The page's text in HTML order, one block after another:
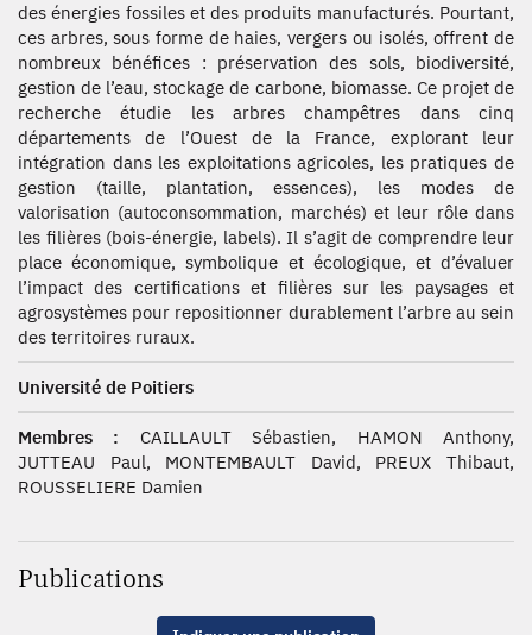
des énergies fossiles et des produits manufacturés. Pourtant,
ces arbres, sous forme de haies, vergers ou isolés, offrent de
nombreux bénéfices : préservation des sols, biodiversité,
gestion de l’eau, stockage de carbone, biomasse. Ce projet de
recherche étudie les arbres champêtres dans cinq
départements de l’Ouest de la France, explorant leur
intégration dans les exploitations agricoles, les pratiques de
gestion (taille, plantation, essences), les modes de
valorisation (autoconsommation, marchés) et leur rôle dans
les filières (bois-énergie, labels). Il s’agit de comprendre leur
place économique, symbolique et écologique, et d’évaluer
l’impact des certifications et filières sur les paysages et
agrosystèmes pour repositionner durablement l’arbre au sein
des territoires ruraux.
Université de Poitiers
Membres : CAILLAULT Sébastien, HAMON Anthony,
JUTTEAU Paul, MONTEMBAULT David, PREUX Thibaut,
ROUSSELIERE Damien
Publications